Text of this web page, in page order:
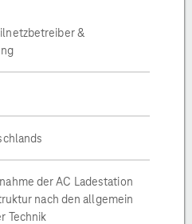
&
der AC Ladestation
nach den allgemein
Technik